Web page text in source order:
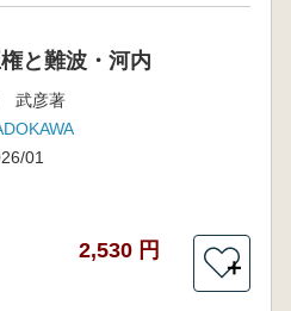
と難波・河内
武彦著
01
2,530 円
＋